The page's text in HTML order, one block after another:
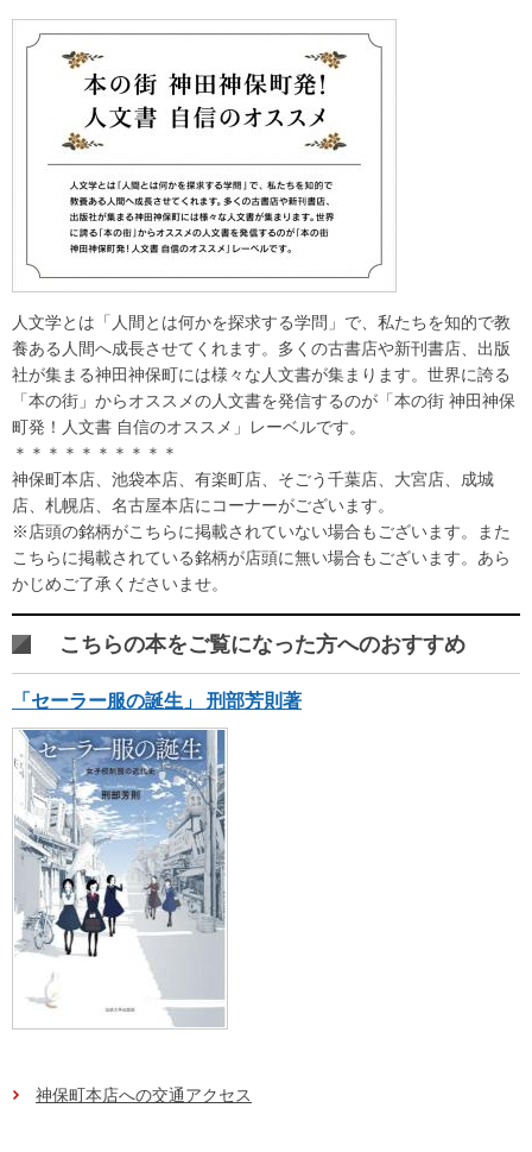
人文学とは「人間とは何かを探求する学問」で、私たちを知的で教
養ある人間へ成長させてくれます。多くの古書店や新刊書店、出版
社が集まる神田神保町には様々な人文書が集まります。世界に誇る
「本の街」からオススメの人文書を発信するのが「本の街 神田神保
町発！人文書 自信のオススメ」レーベルです。
＊＊＊＊＊＊＊＊＊＊
神保町本店、池袋本店、有楽町店、そごう千葉店、大宮店、成城
店、札幌店、名古屋本店にコーナーがございます。
※店頭の銘柄がこちらに掲載されていない場合もございます。また
こちらに掲載されている銘柄が店頭に無い場合もございます。あら
かじめご了承くださいませ。
こちらの本をご覧になった方へのおすすめ
「セーラー服の誕生」 刑部芳則著
神保町本店への交通アクセス